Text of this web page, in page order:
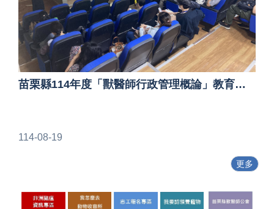
苗栗縣114年度「獸醫師行政管理概論」教育訓練已於8月8日順利完成
114-08-19
更多